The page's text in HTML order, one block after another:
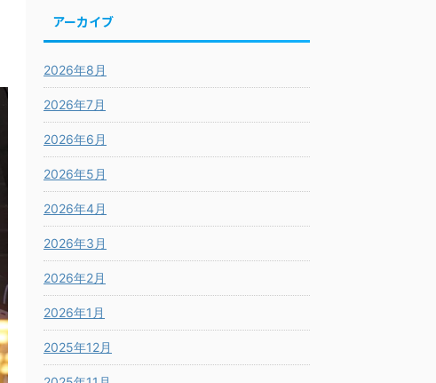
アーカイブ
2026年8月
2026年7月
2026年6月
2026年5月
2026年4月
2026年3月
2026年2月
2026年1月
2025年12月